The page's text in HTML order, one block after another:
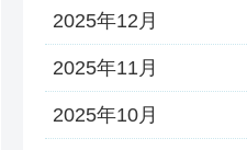
2025年12月
2025年11月
2025年10月